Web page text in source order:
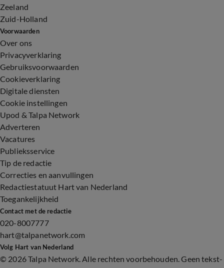
Zeeland
Zuid-Holland
Voorwaarden
Over ons
Privacyverklaring
Gebruiksvoorwaarden
Cookieverklaring
Digitale diensten
Cookie instellingen
Upod & Talpa Network
Adverteren
Vacatures
Publieksservice
Tip de redactie
Correcties en aanvullingen
Redactiestatuut Hart van Nederland
Toegankelijkheid
Contact met de redactie
020-8007777
hart@talpanetwork.com
Volg Hart van Nederland
© 2026 Talpa Network. Alle rechten voorbehouden. Geen tekst-